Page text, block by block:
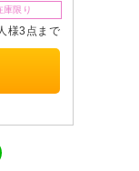
庫限り
様3点まで